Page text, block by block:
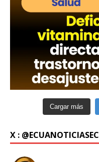
Cargar más
X : @ECUANOTICIASEC